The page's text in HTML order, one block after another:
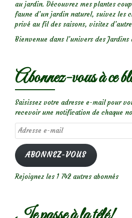
au jardin. Découvrez mes plantes
faune d’un jardin naturel, suivez les
privé au fil des saisons, visitez
Bienvenue dans l’univers des Jardins
Abonnez-vous à ce
Saisissez votre adresse e-mail pour
recevoir une notification de chaque
Adresse
e-
mail
ABONNEZ-VOUS
Rejoignez les 1 742 autres abonnés